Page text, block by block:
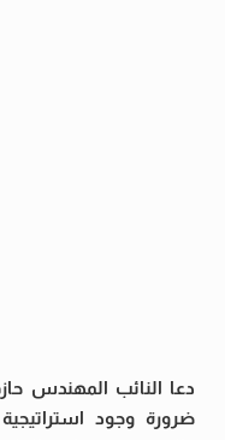
دعا النائب المهندس
ضرورة وجود